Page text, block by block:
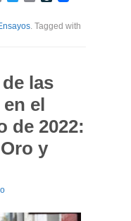
. Tagged with
las
el
de 2022:
y